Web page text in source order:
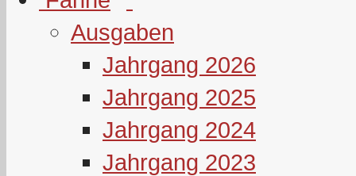
Ausgaben
Jahrgang 2026
Jahrgang 2025
Jahrgang 2024
Jahrgang 2023